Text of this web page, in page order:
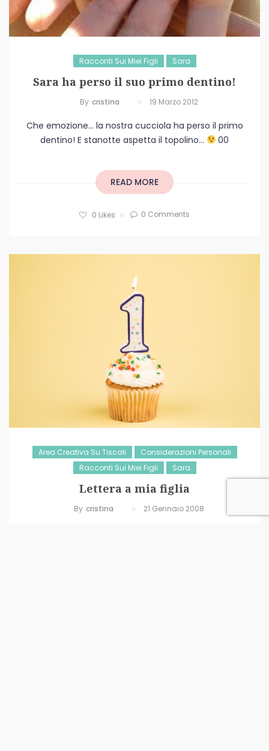
Racconti Sui Miei Figli Sara
Sara ha perso il suo primo dentino!
By Cristina 19 Marzo 2012
Che emozione… la nostra cucciola ha perso il primo
dentino! E stanotte aspetta il topolino…
00
READ MORE
0 Likes 0 Comments
Area Creativa Su Tiscali
Considerazioni Personali
Racconti Sui Miei Figli
Sara
Lettera a mia figlia
By Cristina 21 Gennaio 2008